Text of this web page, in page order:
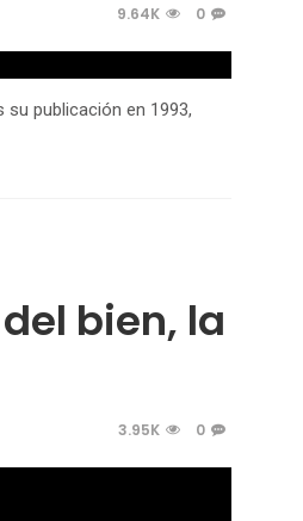
9.64K 0
publicación en 1993,
bien, la
3.95K 0